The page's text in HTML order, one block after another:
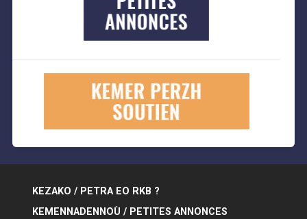
KEZAKO / PETRA EO RKB ?
KEMENNADENNOÙ / PETITES ANNONCES